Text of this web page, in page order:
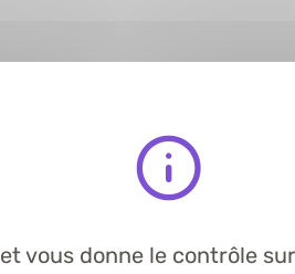
vous donne le contrôle